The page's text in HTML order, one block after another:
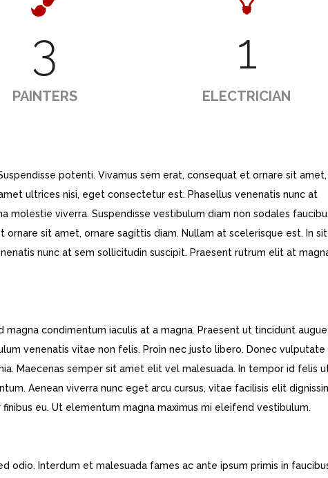
3
PAINTERS
1
ELECTRICIAN
potenti. Vivamus sem erat, consequat et ornare sit amet,
ultrices nisi, eget consectetur est. Phasellus venenatis nunc at
molestie viverra. Suspendisse vestibulum diam non sodales
sit amet, ornare sagittis diam. Nullam at scelerisque est. In sit
nunc at sem sollicitudin suscipit. Praesent rutrum elit at
condimentum iaculis at a magna. Praesent ut tincidunt augue,
venenatis vitae non felis. Proin nec justo libero. Donec vulputate
Maecenas semper sit amet elit vel malesuada. In tempor id felis
Aenean viverra nunc eget arcu cursus, vitae facilisis elit
eu. Ut elementum magna maximus mi eleifend vestibulum.
odio. Interdum et malesuada fames ac ante ipsum primis in